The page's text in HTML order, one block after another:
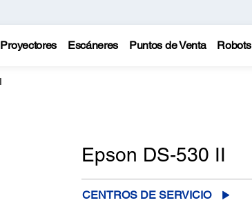
Proyectores Escáneres Puntos de Venta Robots
Epson DS-530 II
CENTROS DE SERVICIO